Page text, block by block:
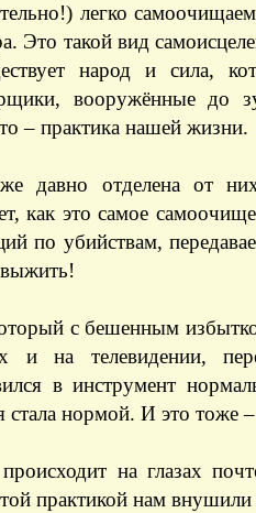
легко
Это такой вид
народ и сила,
вооружённые до
– практика нашей жизни.
давно отделена от
как это самое
по убийствам,
с бешенным
и на телевидении,
в инструмент
стала нормой. И это тоже
на глазах
практикой нам